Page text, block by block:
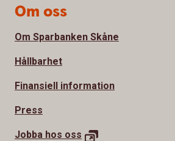
Om oss
Om Sparbanken Skåne
Hållbarhet
Finansiell information
Press
Jobba hos oss